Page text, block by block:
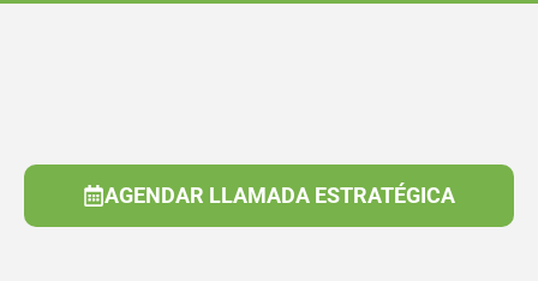
AGENDAR LLAMADA ESTRATÉGICA